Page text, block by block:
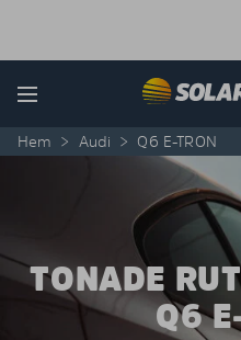
Menu
Hem > Audi > Q6 E-TRON
TONADE
Q6